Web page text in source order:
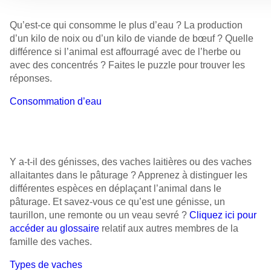
Qu’est-ce qui consomme le plus d’eau ? La production
d’un kilo de noix ou d’un kilo de viande de bœuf ? Quelle
différence si l’animal est affourragé avec de l’herbe ou
avec des concentrés ? Faites le puzzle pour trouver les
réponses.
Consommation d’eau
Y a-t-il des génisses, des vaches laitières ou des vaches
allaitantes dans le pâturage ? Apprenez à distinguer les
différentes espèces en déplaçant l’animal dans le
pâturage. Et savez-vous ce qu’est une génisse, un
taurillon, une remonte ou un veau sevré ? C liquez ici pour
accéder au glossaire relatif aux autres membres de la
famille des vaches.
Types de vaches